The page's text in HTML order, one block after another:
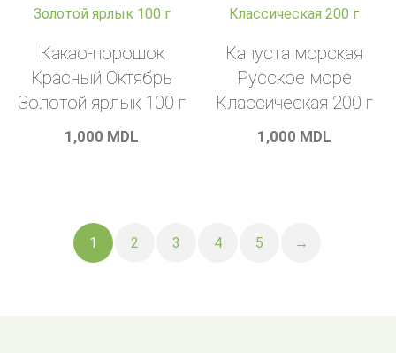
Какао-порошок
Красный Октябрь
Золотой ярлык 100 г
1,000 MDL
Капуста морская
Русское море
Классическая 200 г
1,000 MDL
1 2 3 4 5 →